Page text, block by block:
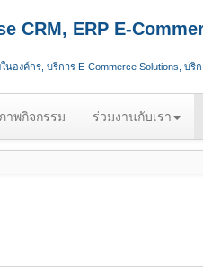
CRM, ERP E-
องค์กร, บริการ E-Commerce Solutions, บริ
าพกิจกรรม ร่วมงานกับเรา